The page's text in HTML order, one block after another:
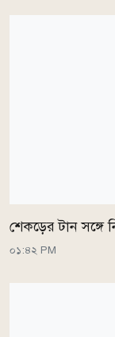
শেকড়ের টান সঙ্গে
০১:৪২ PM